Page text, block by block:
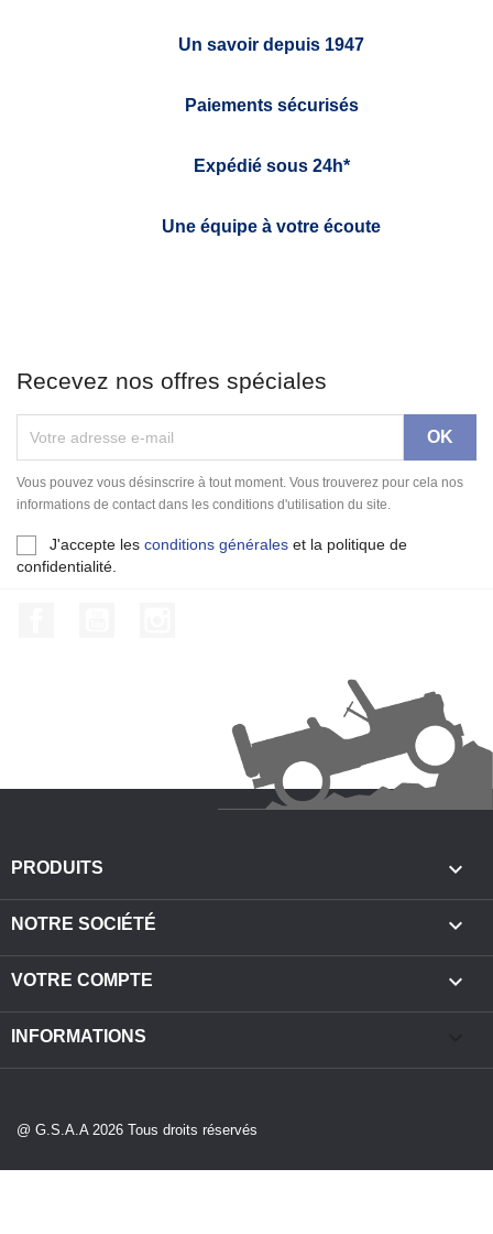
Un savoir depuis 1947
Paiements sécurisés
Expédié sous 24h*
Une équipe à votre écoute
Recevez nos offres spéciales
Vous pouvez vous désinscrire à tout moment. Vous trouverez pour cela nos
informations de contact dans les conditions d'utilisation du site.
J'accepte les conditions générales et la politique de
confidentialité.
PRODUITS 
NOTRE SOCIÉTÉ 
VOTRE COMPTE 
INFORMATIONS
@ G.S.A.A 2026 Tous droits réservés